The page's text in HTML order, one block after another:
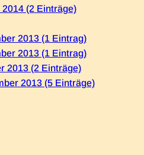
2014 (2 Einträge)
2013 (1 Eintrag)
2013 (1 Eintrag)
2013 (2 Einträge)
2013 (5 Einträge)